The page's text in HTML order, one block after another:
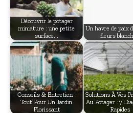
Découvrir le potager
miniature : une petite
surface…
Un havre de paix
fleurs
Conseils & Entretien :
Tout Pour Un Jardin
Florissant
Solutions À Vos
Au Potager : 7
Rapides